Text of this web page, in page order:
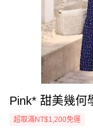
超取滿NT$1,200免運